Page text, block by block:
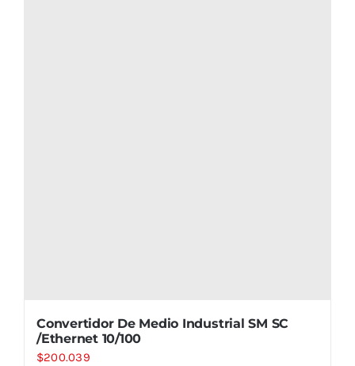
Convertidor De Medio Industrial SM SC
/Ethernet 10/100
$200.039